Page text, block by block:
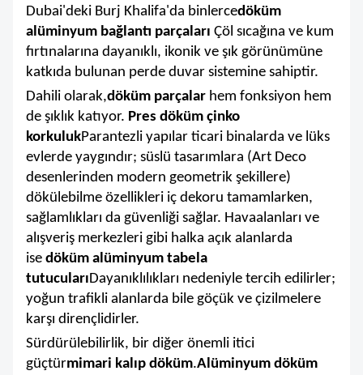
Dubai'deki Burj Khalifa'da binlercedöküm
alüminyum bağlantı parçaları Çöl sıcağına ve kum
fırtınalarına dayanıklı, ikonik ve şık görünümüne
katkıda bulunan perde duvar sistemine sahiptir.
Dahili olarak,döküm parçalar hem fonksiyon hem
de şıklık katıyor. Pres döküm çinko
korkulukParantezli yapılar ticari binalarda ve lüks
evlerde yaygındır; süslü tasarımlara (Art Deco
desenlerinden modern geometrik şekillere)
dökülebilme özellikleri iç dekoru tamamlarken,
sağlamlıkları da güvenliği sağlar. Havaalanları ve
alışveriş merkezleri gibi halka açık alanlarda
ise döküm alüminyum tabela
tutucularıDayanıklılıkları nedeniyle tercih edilirler;
yoğun trafikli alanlarda bile göçük ve çizilmelere
karşı dirençlidirler.
Sürdürülebilirlik, bir diğer önemli itici
güçtürmimari kalıp döküm.Alüminyum döküm